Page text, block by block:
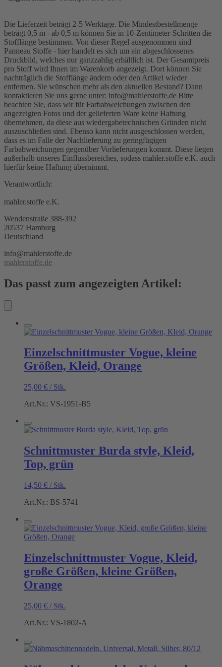
Die Lieferzeit beträgt 2-5 Werktage. Die Mindestbestellmenge
beträgt 0,5 m - ab 0,5 m können Sie in 10-Zentimeter-Schritten die
Stofflänge bestimmen. Von dieser Regel ausgenommen sind
Panneau Stoffe - hier handelt es sich um ein abgeschlossenes
Druckbild, welches nur ganzzahlig erhältlich ist. Der Gesamtpreis
pro Stoff wird Ihnen im Warenkorb angezeigt. Dort können Sie
nachträglich die Stofflänge ändern oder den Artikel wieder
entfernen. Sie wünschen mehr als den aktuellen Bestand? Dann
kontaktieren Sie uns gerne unter: info@mahlerstoffe.de Bitte
beachten Sie, dass wir für Farbabweichungen zwischen den
angezeigten Fotos und der gelieferten Ware keine Haftung
übernehmen, da diese aus wiedergabetechnischen Gründen nicht
auszuschließen sind. Ebenso kann nicht ausgeschlossen werden,
dass es im Falle der Nachlieferung zu geringfügigen
Farbabweichungen gegenüber Vorlieferungen kommt. Diese liegen
außerhalb unseres Einflussbereiches, sodass mahler.stoffe e.K. auch
hierfür keine Haftung übernimmt.
Verantwortlich:
mahler.stoffe e.K.
Wendenstraße 388-392
20537 Hamburg
Deutschland
info@mahlerstoffe.de
mahlerstoffe.de
Das passt zum angezeigten Artikel:
Einzelschnittmuster Vogue, kleine
Größen, Kleid, Orange
25,00 € / Stk.
Art.Nr.: VS-1951-B5
Schnittmuster Burda style, Kleid,
Top, grün
14,50 € / Stk.
Art.Nr.: BS-5741
Einzelschnittmuster Vogue, Kleid,
große Größen, kleine Größen,
Orange
25,00 € / Stk.
Art.Nr.: VS-1802-A